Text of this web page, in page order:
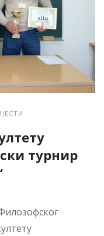
турнир